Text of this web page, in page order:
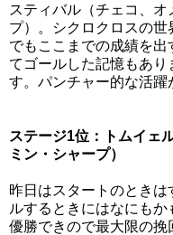
スティバル（チェコ、
プ）。シクロクロスの
でもここまでの成績を
てゴールした記憶もあ
す。パンチャー的な活躍
ステージ1位：トムイェ
ミン・シャープ）
昨日はスタートのとき
ルするときにはなにも
優勝できので最大限の